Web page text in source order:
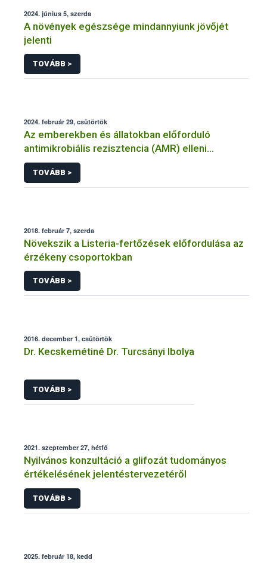
2024. június 5, szerda
A növények egészsége mindannyiunk jövőjét
jelenti
TOVÁBB >
2024. február 29, csütörtök
Az emberekben és állatokban előforduló
antimikrobiális rezisztencia (AMR) elleni
küzdelemhez további erőfeszítésekre van
szükség
TOVÁBB >
2018. február 7, szerda
Növekszik a Listeria-fertőzések előfordulása az
érzékeny csoportokban
TOVÁBB >
2016. december 1, csütörtök
Dr. Kecskemétiné Dr. Turcsányi Ibolya
TOVÁBB >
2021. szeptember 27, hétfő
Nyilvános konzultáció a glifozát tudományos
értékelésének jelentéstervezetéről
TOVÁBB >
2025. február 18, kedd